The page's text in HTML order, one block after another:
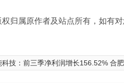
归属原作者及站点所有，如有
：前三季净利润增长156.52% 合肥10GWh锂电池项目已开工